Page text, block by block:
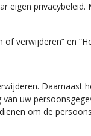
verwijderen” en
uw
om de